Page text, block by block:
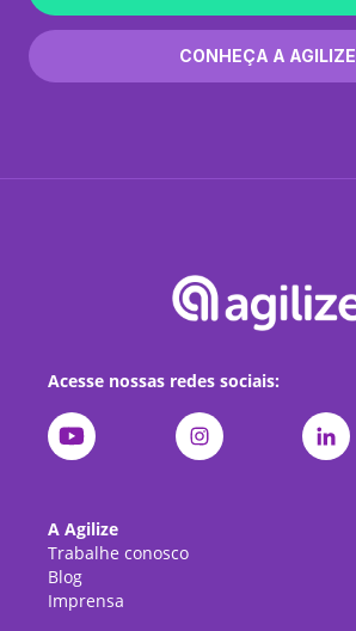
CONHEÇA A AGILIZE
Acesse nossas redes sociais:
A Agilize
Trabalhe conosco
Blog
Imprensa